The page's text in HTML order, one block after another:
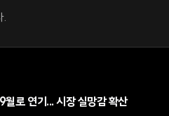
.
월로 연기... 시장 실망감 확산